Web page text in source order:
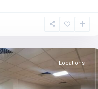
Locations